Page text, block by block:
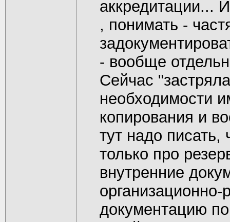
аккредитации...
, понимать -
- вообще
Сейчас
необходимости
копирования и
тут надо писать,
только про
внутренние
документацию